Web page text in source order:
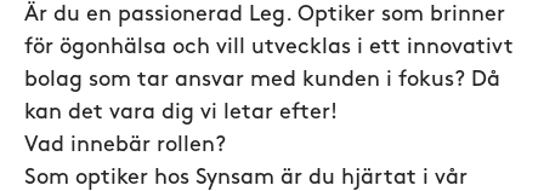
Är du en passionerad Leg. Optiker som brinner
för ögonhälsa och vill utvecklas i ett innovativt
bolag som tar ansvar med kunden i fokus? Då
kan det vara dig vi letar efter!
Vad innebär rollen?
Som optiker hos Synsam är du hjärtat i vår